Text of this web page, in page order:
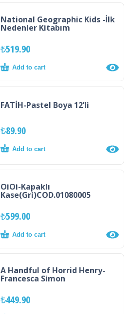
National Geographic Kids -İlk
Nedenler Kitabım
₺519.90
Add to cart
FATİH-Pastel Boya 12’li
₺89.90
Add to cart
OiOi-Kapaklı
Kase(Gri)COD.01080005
₺599.00
Add to cart
A Handful of Horrid Henry-
Francesca Simon
₺449.90